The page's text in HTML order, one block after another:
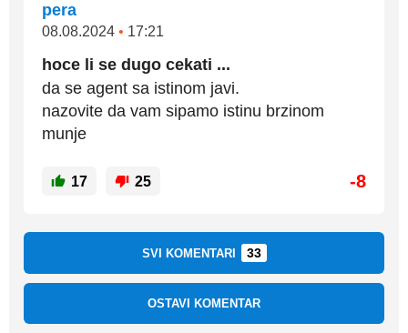
pera
08.08.2024 • 17:21
hoce li se dugo cekati ...
da se agent sa istinom javi.
nazovite da vam sipamo istinu brzinom
munje
17 25 -8
SVI KOMENTARI 33
OSTAVI KOMENTAR